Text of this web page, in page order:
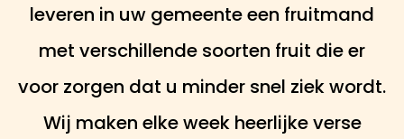
leveren in uw gemeente een fruitmand
met verschillende soorten fruit die er
voor zorgen dat u minder snel ziek wordt.
Wij maken elke week heerlijke verse